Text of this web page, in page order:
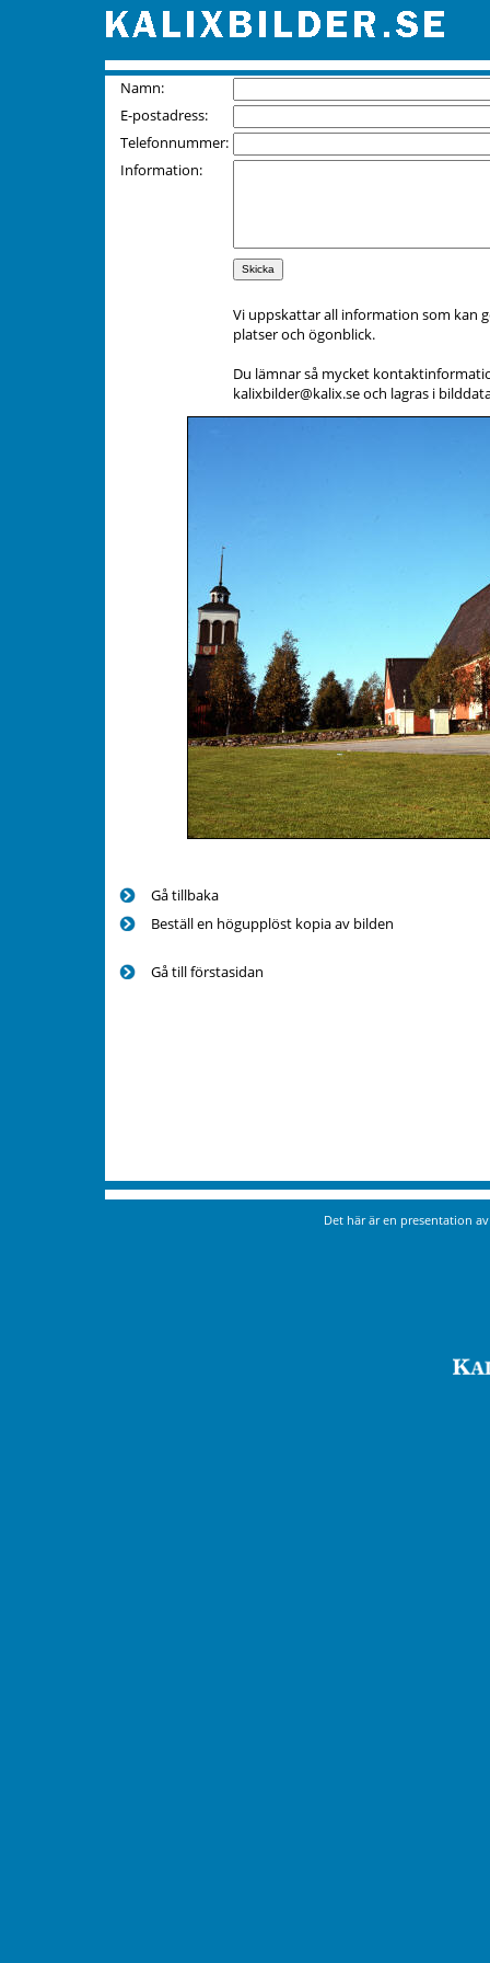
Namn:
E-postadress:
Telefonnummer:
Information:
Vi uppskattar all information som kan
platser och ögonblick.
Du lämnar så mycket
kalixbilder@kalix.se och lagras i
Gå tillbaka
Beställ en högupplöst kopia av bilden
Gå till förstasidan
Det här är en presentation